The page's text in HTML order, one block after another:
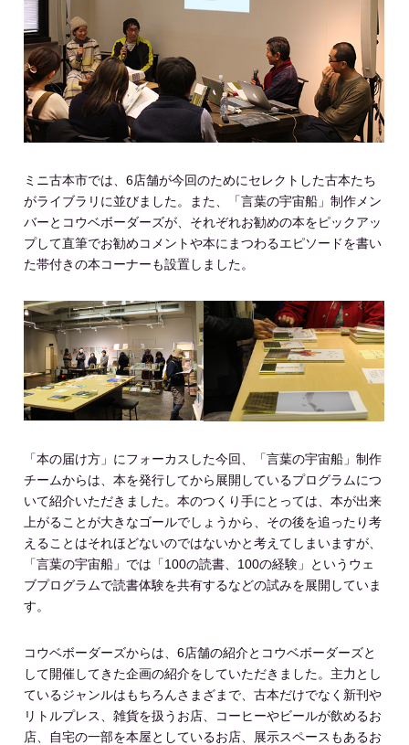
ミニ古本市では、6店舗が今回のためにセレクトした古本たち
がライブラリに並びました。また、「言葉の宇宙船」制作メン
バーとコウベボーダーズが、それぞれお勧めの本をピックアッ
プして直筆でお勧めコメントや本にまつわるエピソードを書い
た帯付きの本コーナーも設置しました。
「本の届け方」にフォーカスした今回、「言葉の宇宙船」制作
チームからは、本を発行してから展開しているプログラムにつ
いて紹介いただきました。本のつくり手にとっては、本が出来
上がることが大きなゴールでしょうから、その後を追ったり考
えることはそれほどないのではないかと考えてしまいますが、
「言葉の宇宙船」では「100の読書、100の経験」というウェ
ブプログラムで読書体験を共有するなどの試みを展開していま
す。
コウベボーダーズからは、6店舗の紹介とコウベボーダーズと
して開催してきた企画の紹介をしていただきました。主力とし
ているジャンルはもちろんさまざまで、古本だけでなく新刊や
リトルプレス、雑貨を扱うお店、コーヒーやビールが飲めるお
店、自宅の一部を本屋としているお店、展示スペースもあるお